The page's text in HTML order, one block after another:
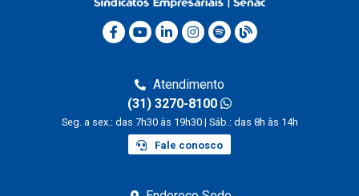
Atendimento
(31) 3270-8100
Seg. a sex.: das 7h30 às 19h30 | Sáb.: das 8h às 14h
Fale conosco